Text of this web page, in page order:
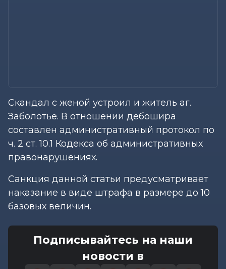
Скандал с женой устроил и житель аг.
Заболотье. В отношении дебошира
составлен административный протокол по
ч. 2 ст. 10.1 Кодекса об административных
правонарушениях.
Санкция данной статьи предусматривает
наказание в виде штрафа в размере до 10
базовых величин.
Подписывайтесь на наши
новости в